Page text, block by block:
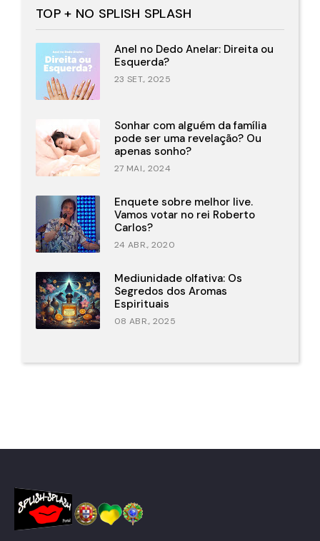
TOP + NO SPLISH SPLASH
Anel no Dedo Anelar: Direita ou
Esquerda?
23 SET., 2025
Sonhar com alguém da família
pode ser uma revelação? Ou
apenas sonho?
27 MAI., 2024
Enquete sobre melhor live.
Vamos votar no rei Roberto
Carlos?
24 ABR., 2020
Mediunidade olfativa: Os
Segredos dos Aromas
Espirituais
08 ABR., 2025